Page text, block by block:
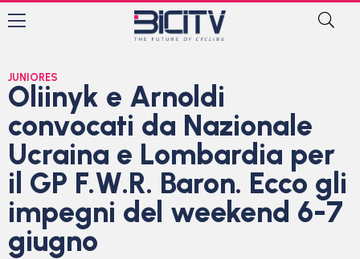
JUNIORES
Oliinyk e Arnoldi
convocati da Nazionale
Ucraina e Lombardia per
il GP F.W.R. Baron. Ecco gli
impegni del weekend 6-7
giugno